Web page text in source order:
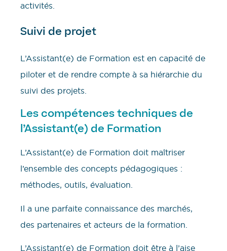
activités.
Suivi de projet
L’Assistant(e) de Formation est en capacité de
piloter et de rendre compte à sa hiérarchie du
suivi des projets.
Les compétences techniques de
l’Assistant(e) de Formation
L’Assistant(e) de Formation doit maîtriser
l’ensemble des concepts pédagogiques :
méthodes, outils, évaluation.
Il a une parfaite connaissance des marchés,
des partenaires et acteurs de la formation.
L’Assistant(e) de Formation doit être à l’aise